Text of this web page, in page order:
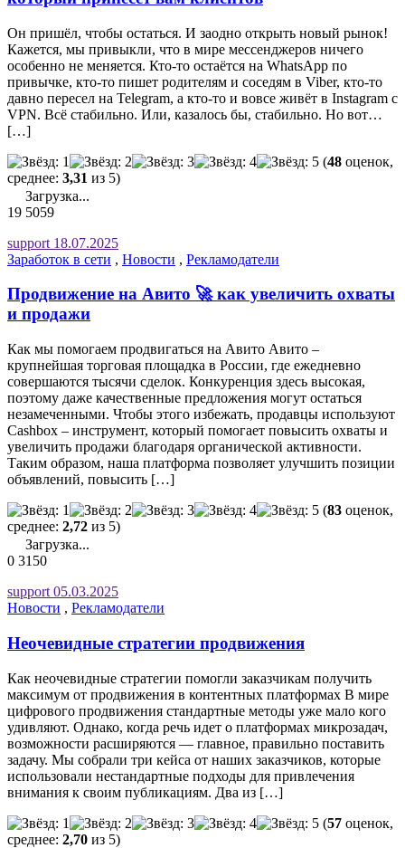
Он пришёл, чтобы остаться. И заодно открыть новый рынок!
Кажется, мы привыкли, что в мире мессенджеров ничего
особенно не меняется. Кто-то остаётся на WhatsApp по
привычке, кто-то пишет родителям и соседям в Viber, кто-то
давно пересел на Telegram, а кто-то и вовсе живёт в Instagram с
VPN. Всё стабильно. Или, казалось бы, стабильно. Но вот…
[…]
(48 оценок,
среднее: 3,31 из 5)
Загрузка...
19 5059
support 18.07.2025
Заработок в сети , Новости , Рекламодатели
Продвижение на Авито 🚀 как увеличить охваты
и продажи
Как мы помогаем продвигаться на Авито Авито –
крупнейшая торговая площадка в России, где ежедневно
совершаются тысячи сделок. Конкуренция здесь высокая,
поэтому даже качественные предложения могут остаться
незамеченными. Чтобы этого избежать, продавцы используют
Cashbox – инструмент, который помогает повысить охваты и
увеличить продажи благодаря органической активности.
Таким образом, наша платформа позволяет улучшить позиции
объявлений, повысить […]
(83 оценок,
среднее: 2,72 из 5)
Загрузка...
0 3150
support 05.03.2025
Новости , Рекламодатели
Неочевидные стратегии продвижения
Как неочевидные стратегии помогли заказчикам получить
максимум от продвижения в контентных платформах В мире
цифрового продвижения стандартные методы уже мало кого
удивляют. Однако, когда речь идет о платформах микрозадач,
возможности расширяются — главное, правильно поставить
задачу. Мы собрали три кейса от наших заказчиков, которые
использовали нестандартные подходы для привлечения
внимания к своим публикациям. Два из […]
(57 оценок,
среднее: 2,70 из 5)